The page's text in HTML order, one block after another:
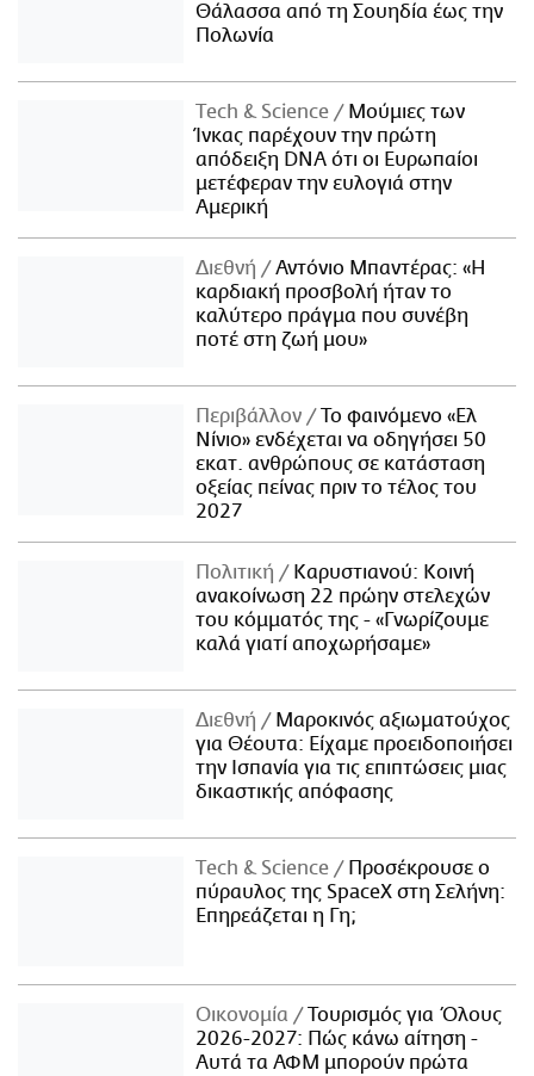
Θάλασσα από τη Σουηδία έως την
Πολωνία
Τech & Science
Μούμιες των
Ίνκας παρέχουν την πρώτη
απόδειξη DNA ότι οι Ευρωπαίοι
μετέφεραν την ευλογιά στην
Αμερική
Διεθνή
Αντόνιο Μπαντέρας: «Η
καρδιακή προσβολή ήταν το
καλύτερο πράγμα που συνέβη
ποτέ στη ζωή μου»
Περιβάλλον
Το φαινόμενο «Ελ
Νίνιο» ενδέχεται να οδηγήσει 50
εκατ. ανθρώπους σε κατάσταση
οξείας πείνας πριν το τέλος του
2027
Πολιτική
Καρυστιανού: Κοινή
ανακοίνωση 22 πρώην στελεχών
του κόμματός της - «Γνωρίζουμε
καλά γιατί αποχωρήσαμε»
Διεθνή
Μαροκινός αξιωματούχος
για Θέουτα: Είχαμε προειδοποιήσει
την Ισπανία για τις επιπτώσεις μιας
δικαστικής απόφασης
Τech & Science
Προσέκρουσε ο
πύραυλος της SpaceX στη Σελήνη:
Επηρεάζεται η Γη;
Οικονομία
Τουρισμός για Όλους
2026-2027: Πώς κάνω αίτηση -
Αυτά τα ΑΦΜ μπορούν πρώτα